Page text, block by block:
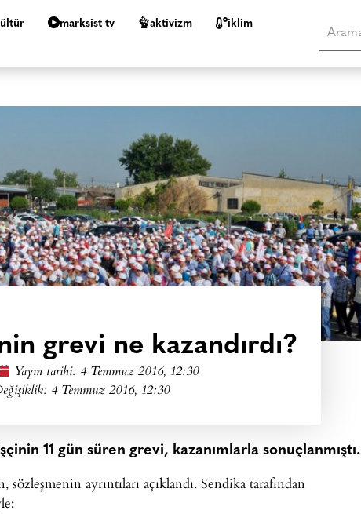
marksist tv aktivizm i̇klim
grevi ne kazandırdı?
Yayın tarihi: 4 Temmuz 2016, 12:30
4 Temmuz 2016, 12:30
11 gün süren grevi, kazanımlarla sonuçlanmıştı.
ayrıntıları açıklandı. Sendika tarafından